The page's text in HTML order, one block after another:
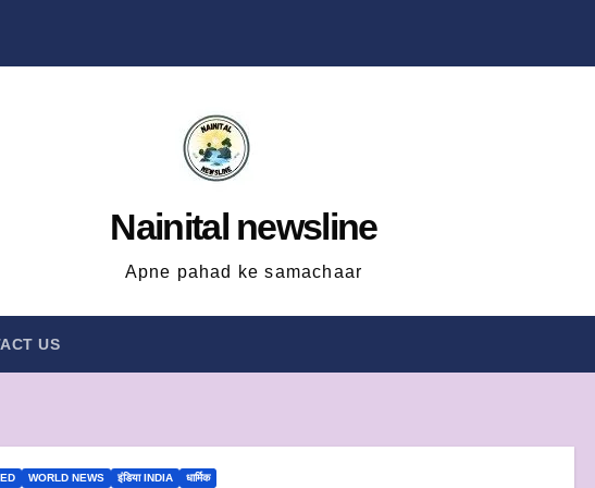
Nainital newsline
Apne pahad ke samachaar
US
WORLD NEWS इंडिया INDIA धार्मिक